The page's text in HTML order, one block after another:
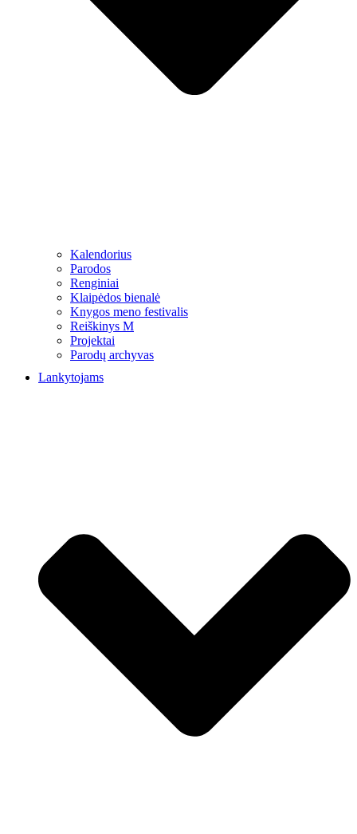
Kalendorius
Parodos
Renginiai
Klaipėdos bienalė
Knygos meno festivalis
Reiškinys M
Projektai
Parodų archyvas
Lankytojams